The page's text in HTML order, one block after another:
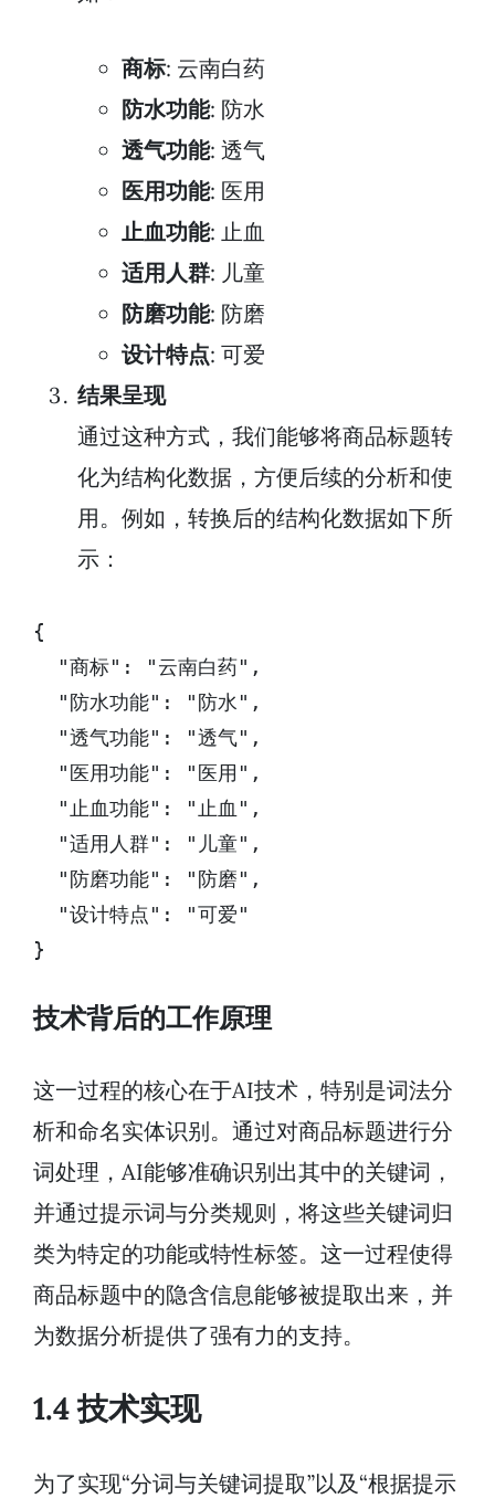
商标: 云南白药
防水功能: 防水
透气功能: 透气
医用功能: 医用
止血功能: 止血
适用人群: 儿童
防磨功能: 防磨
设计特点: 可爱
结果呈现
通过这种方式，我们能够将商品标题转
化为结构化数据，方便后续的分析和使
用。例如，转换后的结构化数据如下所
示：
{
  "商标": "云南白药",
  "防水功能": "防水",
  "透气功能": "透气",
  "医用功能": "医用",
  "止血功能": "止血",
  "适用人群": "儿童",
  "防磨功能": "防磨",
  "设计特点": "可爱"
}
技术背后的工作原理
这一过程的核心在于AI技术，特别是词法分
析和命名实体识别。通过对商品标题进行分
词处理，AI能够准确识别出其中的关键词，
并通过提示词与分类规则，将这些关键词归
类为特定的功能或特性标签。这一过程使得
商品标题中的隐含信息能够被提取出来，并
为数据分析提供了强有力的支持。
1.4 技术实现
为了实现“分词与关键词提取”以及“根据提示